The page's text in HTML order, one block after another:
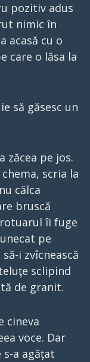
pozitiv adus
nimic în
acasă cu o
care o lăsa la
să găsesc un
zăcea pe jos.
scria la
călca
bruscă
îi fuge
pe
i zvîcnească
sclipind
de granit.
cineva
voce. Dar
a agățat